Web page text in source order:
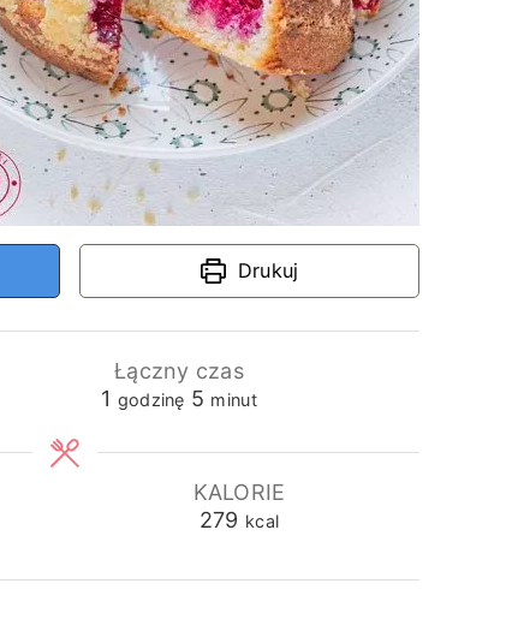
Drukuj
Łączny czas
1 godzina
godzinę 5 minuty
minut
KALORIE
279 kcal